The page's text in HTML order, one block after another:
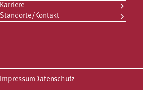
Karriere
Standorte/Kontakt
Impressum Datenschutz